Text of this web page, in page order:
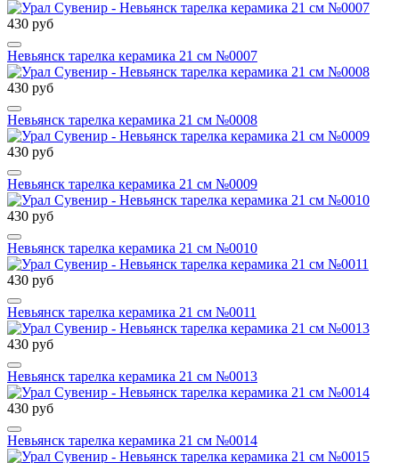
430 руб
Невьянск тарелка керамика 21 см №0007
430 руб
Невьянск тарелка керамика 21 см №0008
430 руб
Невьянск тарелка керамика 21 см №0009
430 руб
Невьянск тарелка керамика 21 см №0010
430 руб
Невьянск тарелка керамика 21 см №0011
430 руб
Невьянск тарелка керамика 21 см №0013
430 руб
Невьянск тарелка керамика 21 см №0014